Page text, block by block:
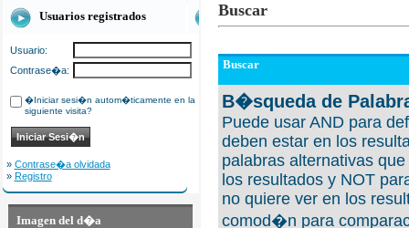
Usuarios registrados
Usuario:
Contrase�a:
�Iniciar sesi�n autom�ticamente en la
siguiente visita?
» Contrase�a olvidada
» Registro
Imagen del d�a
Buscar
Buscar
B�squeda de
Puede usar AND para
deben estar en los
palabras alternativas
los resultados y NOT
no quiere ver en los
comod�n para